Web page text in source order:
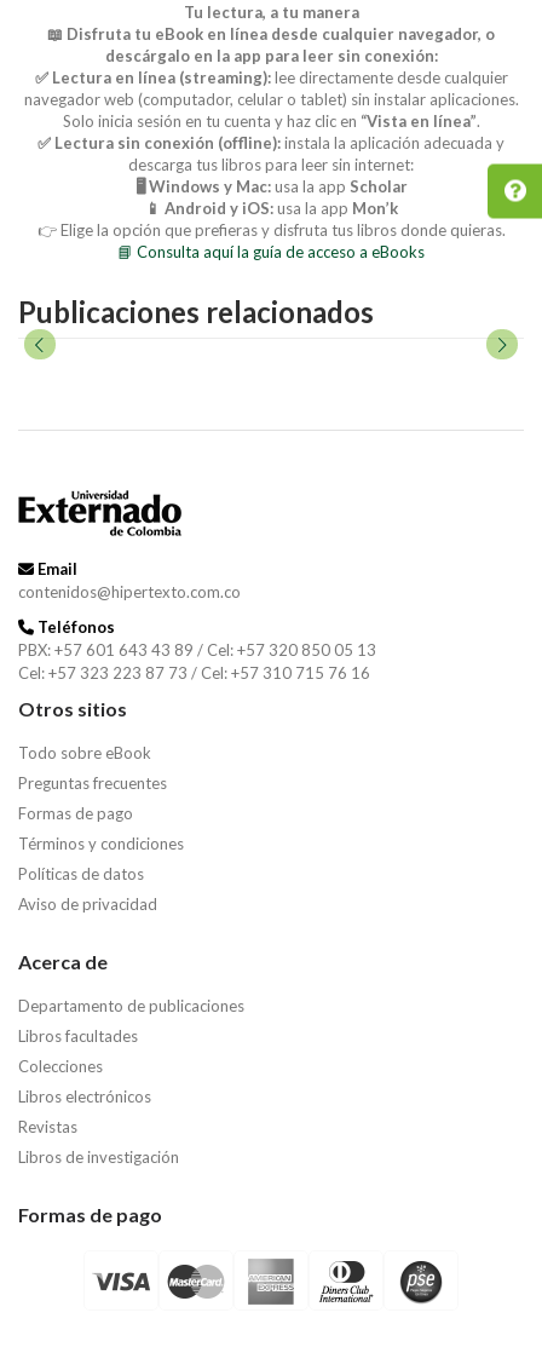
Tu lectura, a tu manera
📖 Disfruta tu eBook en línea desde cualquier navegador, o
descárgalo en la app para leer sin conexión:
✅ Lectura en línea (streaming):lee directamente desde cualquier
navegador web (computador, celular o tablet) sin instalar aplicaciones.
Solo inicia sesión en tu cuenta y haz clic en “Vista en línea”.
✅ Lectura sin conexión (offline):instala la aplicación adecuada y
descarga tus libros para leer sin internet:
🖥️ Windows y Mac:usa la app Scholar
📱 Android y iOS:usa la app Mon’k
👉 Elige la opción que prefieras y disfruta tus libros donde quieras.
📘 Consulta aquí la guía de acceso a eBooks
Publicaciones relacionados
Email
contenidos@hipertexto.com.co
Teléfonos
PBX: +57 601 643 43 89 / Cel: +57 320 850 05 13
Cel: +57 323 223 87 73 / Cel: +57 310 715 76 16
Otros sitios
Todo sobre eBook
Preguntas frecuentes
Formas de pago
Términos y condiciones
Políticas de datos
Aviso de privacidad
Acerca de
Departamento de publicaciones
Libros facultades
Colecciones
Libros electrónicos
Revistas
Libros de investigación
Formas de pago